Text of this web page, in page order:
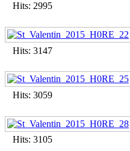
Hits: 2995
Hits: 3147
Hits: 3059
Hits: 3105